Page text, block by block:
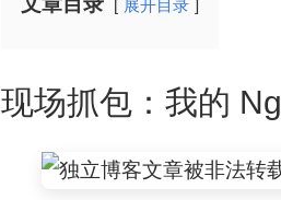
展开目录
现场抓包：我的